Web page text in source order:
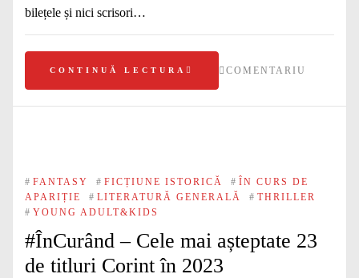
bilețele și nici scrisori…
CONTINUĂ LECTURA COMENTARIU
# FANTASY # FICȚIUNE ISTORICĂ # ÎN CURS DE
APARIȚIE
# LITERATURĂ GENERALĂ # THRILLER
# YOUNG ADULT&KIDS
#ÎnCurând – Cele mai așteptate 23
de titluri Corint în 2023